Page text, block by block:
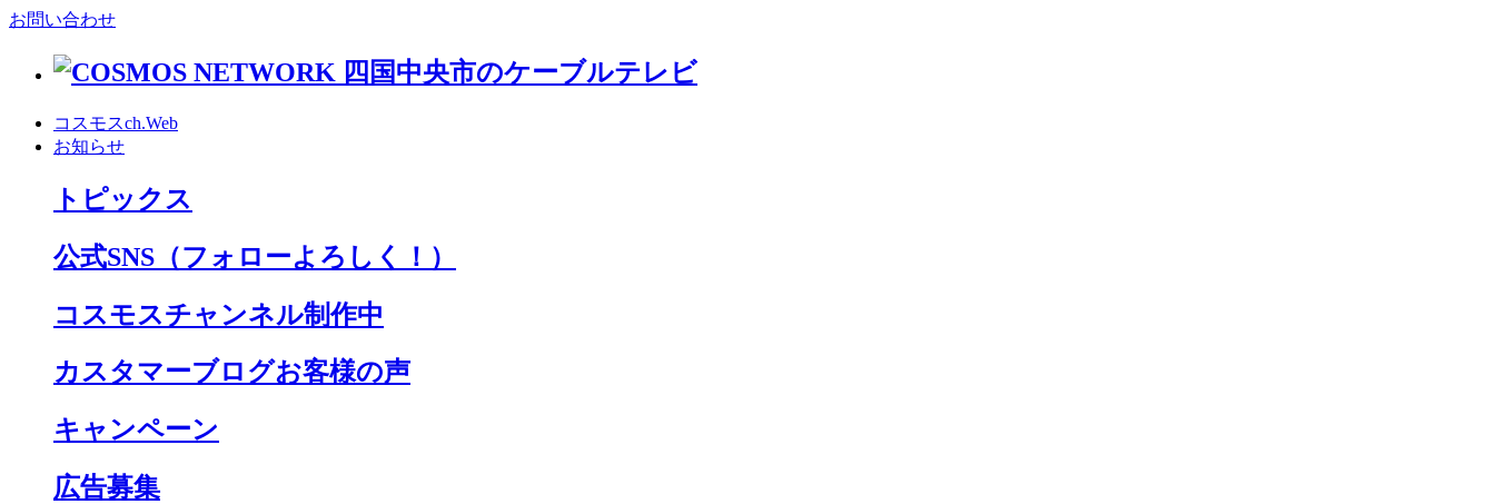
お問い合わせ
コスモスch.Web
お知らせ
トピックス
公式SNS （フォローよろしく！）
コスモスチャンネル制作中
カスタマーブログお客様の声
キャンペーン
広告募集